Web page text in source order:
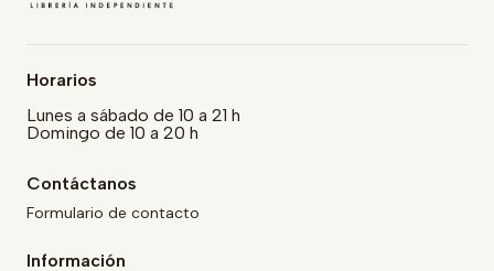
Horarios
Lunes a sábado de 10 a 21 h
Domingo de 10 a 20 h
Contáctanos
Formulario de contacto
Información